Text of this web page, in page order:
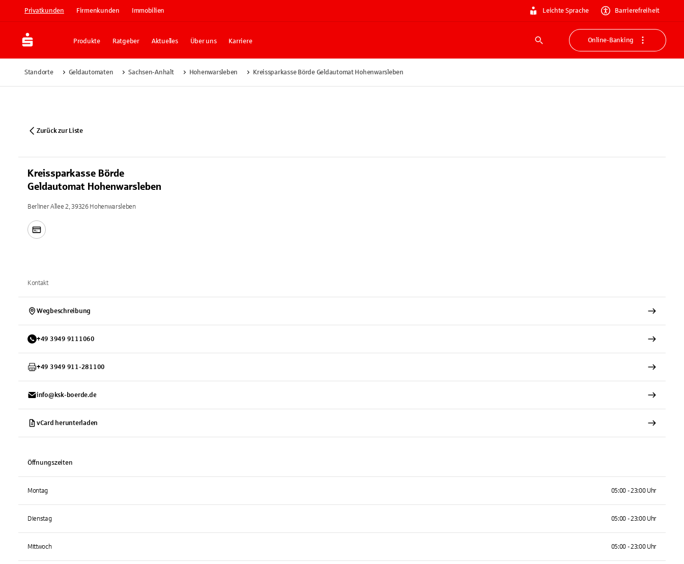
Privatkunden Firmenkunden Immobilien Leichte Sprache Barrierefreiheit
Produkte Ratgeber Aktuelles Über uns Karriere
Suche
Online-Banking
Standorte Geldautomaten Sachsen-Anhalt Hohenwarsleben Kreissparkasse Börde Geldautomat Hohenwarsleben
Zurück zur Liste
Kreissparkasse Börde
Geldautomat Hohenwarsleben
Berliner Allee 2, 39326 Hohenwarsleben
Kontakt
Wegbeschreibung
+49 3949 9111060
+49 3949 911-281100
info@ksk-boerde.de
vCard herunterladen
Öffnungszeiten
Montag 05:00 - 23:00 Uhr
Dienstag 05:00 - 23:00 Uhr
Mittwoch 05:00 - 23:00 Uhr